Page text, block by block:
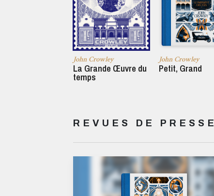
John Crowley
La Grande Œuvre du
temps
John Crowley
Petit, Grand
REVUES DE PRESSE